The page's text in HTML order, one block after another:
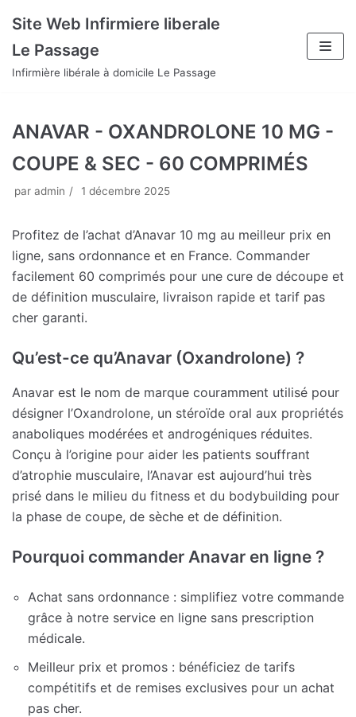
Aller
contenu
Site Web Infirmiere liberale
Le Passage
Infirmière libérale à domicile Le Passage
ANAVAR - OXANDROLONE 10 MG -
COUPE & SEC - 60 COMPRIMÉS
par admin 1 décembre 2025
Profitez de l’achat d’Anavar 10 mg au meilleur prix en
ligne, sans ordonnance et en France. Commander
facilement 60 comprimés pour une cure de découpe et
de définition musculaire, livraison rapide et tarif pas
cher garanti.
Qu’est-ce qu’Anavar (Oxandrolone) ?
Anavar est le nom de marque couramment utilisé pour
désigner l’Oxandrolone, un stéroïde oral aux propriétés
anaboliques modérées et androgéniques réduites.
Conçu à l’origine pour aider les patients souffrant
d’atrophie musculaire, l’Anavar est aujourd’hui très
prisé dans le milieu du fitness et du bodybuilding pour
la phase de coupe, de sèche et de définition.
Pourquoi commander Anavar en ligne ?
Achat sans ordonnance : simplifiez votre commande
grâce à notre service en ligne sans prescription
médicale.
Meilleur prix et promos : bénéficiez de tarifs
compétitifs et de remises exclusives pour un achat
pas cher.